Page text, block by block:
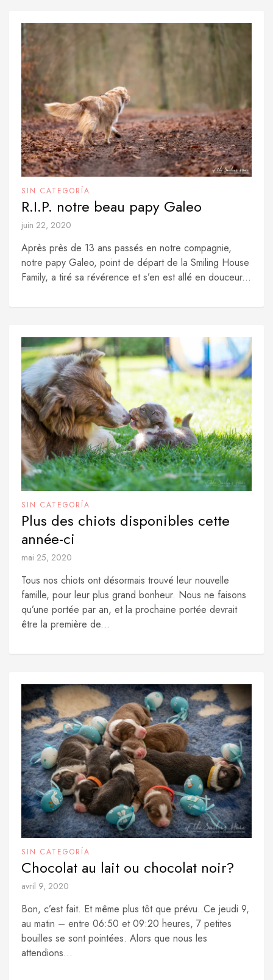
SIN CATEGORÍA
R.I.P. notre beau papy Galeo
juin 22, 2020
Après près de 13 ans passés en notre compagnie,
notre papy Galeo, point de départ de la Smiling House
Family, a tiré sa révérence et s’en est allé en douceur...
SIN CATEGORÍA
Plus des chiots disponibles cette
année-ci
mai 25, 2020
Tous nos chiots ont désormais trouvé leur nouvelle
famille, pour leur plus grand bonheur. Nous ne faisons
qu’une portée par an, et la prochaine portée devrait
être la première de...
SIN CATEGORÍA
Chocolat au lait ou chocolat noir?
avril 9, 2020
Bon, c’est fait. Et même plus tôt que prévu..Ce jeudi 9,
au matin – entre 06:50 et 09:20 heures, 7 petites
bouilles se sont pointées. Alors que nous les
attendions...